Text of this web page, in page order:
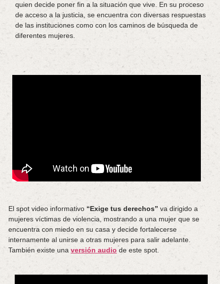
quien decide poner fin a la situación que vive. En su proceso
de acceso a la justicia, se encuentra con diversas respuestas
de las instituciones como con los caminos de búsqueda de
diferentes mujeres.
El spot video informativo “Exige tus derechos” va dirigido a
mujeres víctimas de violencia, mostrando a una mujer que se
encuentra con miedo en su casa y decide fortalecerse
internamente al unirse a otras mujeres para salir adelante.
También existe una versión audio de este spot.